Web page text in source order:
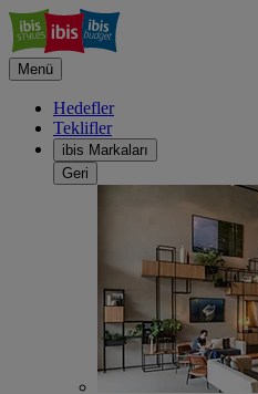
Menü
Hedefler
Teklifler
ibis Markaları
Geri